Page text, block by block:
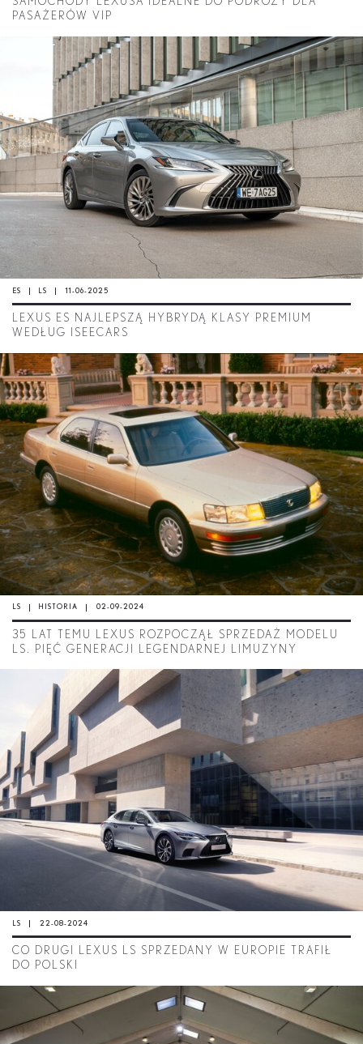
PASAŻERÓW VIP
ES LS 11-06-2025
LEXUS ES NAJLEPSZĄ HYBRYDĄ KLASY PREMIUM
WEDŁUG ISEECARS
LS HISTORIA 02-09-2024
35 LAT TEMU LEXUS ROZPOCZĄŁ SPRZEDAŻ MODELU
LS. PIĘĆ GENERACJI LEGENDARNEJ LIMUZYNY
LS 22-08-2024
CO DRUGI LEXUS LS SPRZEDANY W EUROPIE TRAFIŁ
DO POLSKI